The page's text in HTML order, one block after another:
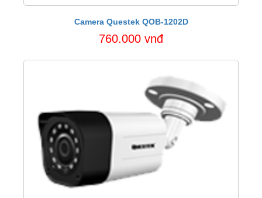
Camera Questek QOB-1202D
760.000 vnđ